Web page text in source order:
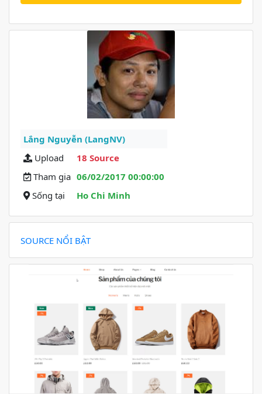
Lắng Nguyễn (LangNV)
Upload
18 Source
Tham gia 06/02/2017 00:00:00
Sống tại
Ho Chi Minh
SOURCE NỔI BẬT